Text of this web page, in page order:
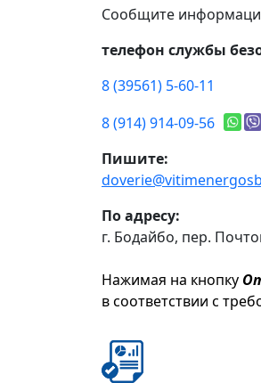
Сообщите
телефон службы
8 (39561) 5-60-11
8 (914) 914-09-56
Пишите:
По адресу:
г. Бодайбо, пер.
Нажимая на кнопку
в соответствии с